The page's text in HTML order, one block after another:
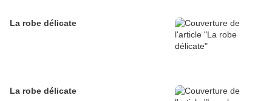
La robe délicate
La robe délicate